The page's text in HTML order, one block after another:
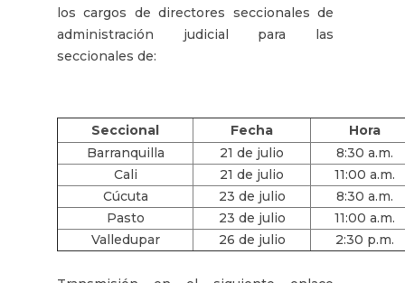
los cargos de directores seccionales de
administración judicial para las
seccionales de:
Seccional Fecha
Hora
Barranquilla
21 de julio
8:30 a.m.
Cali
21 de julio
11:00 a.m.
Cúcuta
23 de julio
8:30 a.m.
Pasto
23 de julio
11:00 a.m.
Valledupar
26 de julio 2:30 p.m.